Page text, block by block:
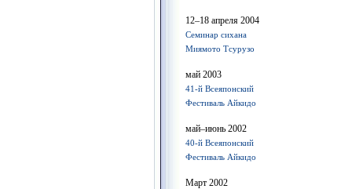
12–18 апреля 2004
Семинар сихана
Миямото Тсурузо
май 2003
41-й Всеяпонский
Фестиваль Айкидо
май–июнь 2002
40-й Всеяпонский
Фестиваль Айкидо
Март 2002